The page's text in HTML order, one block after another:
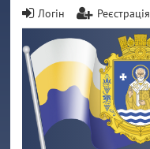
Логін Реєстрація